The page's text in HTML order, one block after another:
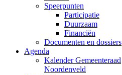
Speerpunten
Participatie
Duurzaam
Financiën
Documenten en dossiers
Agenda
Kalender Gemeenteraad
Noordenveld